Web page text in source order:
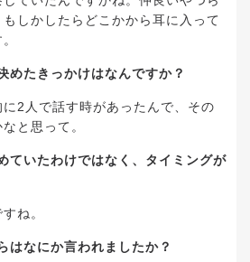
しかしたらどこかから耳に入って
めたきっかけはなんですか？
2 人で話す時があったんで、その
と思って。
ていたわけではなく、タイミングが
ね。
はなにか言われましたか？